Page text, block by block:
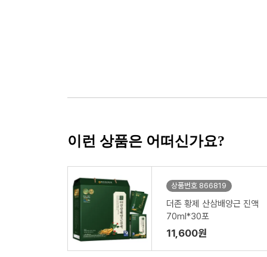
이런 상품은 어떠신가요?
상품번호 866819
더존 황제 산삼배양근 진액
70ml*30포
11,600원